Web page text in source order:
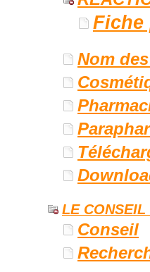
Nom
LE CONSEIL
Conseil